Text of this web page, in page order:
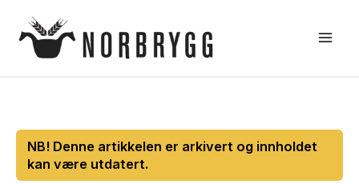
rett